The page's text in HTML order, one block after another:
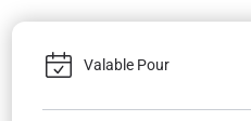
Valable Pour